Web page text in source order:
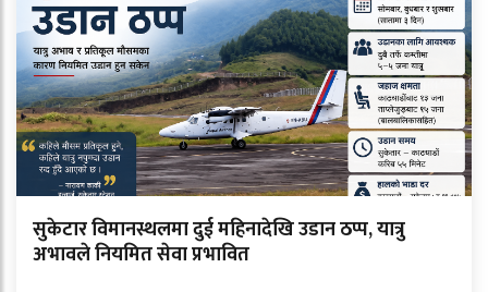
सुकेटार विमानस्थलमा दुई महिनादेखि उडान ठप्प, यात्रु
अभावले नियमित सेवा प्रभावित